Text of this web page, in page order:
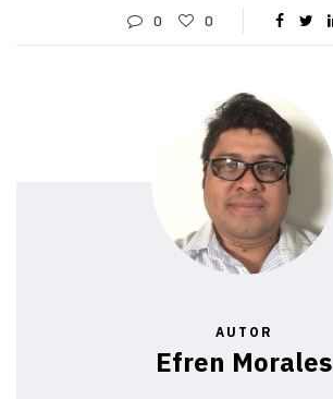
0 0
AUTOR
Efren Morales